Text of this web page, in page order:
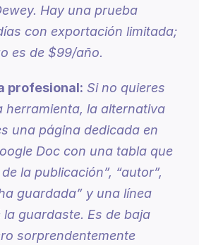
Hay una prueba
con exportación limitada;
es de $99/año.
profesional: Si no quieres
herramienta, la alternativa
una página dedicada en
Doc con una tabla que
la publicación”, “autor”,
guardada” y una línea
guardaste. Es de baja
sorprendentemente